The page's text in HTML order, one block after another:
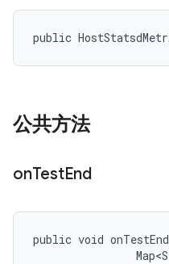
public
公共方法
onTestEnd
public void